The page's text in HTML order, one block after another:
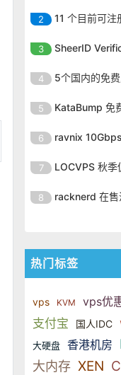
2 11 个目前可注
3
4 5个国内的免
5 KataBump 免
6 ravnix
7
8 racknerd 在售
热门标签
vps KVM vps优
支付宝 国人IDC
大硬盘 香港机房
大内存 XEN